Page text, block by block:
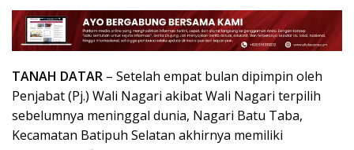
TANAH DATAR – Setelah empat bulan dipimpin oleh
Penjabat (Pj.) Wali Nagari akibat Wali Nagari terpilih
sebelumnya meninggal dunia, Nagari Batu Taba,
Kecamatan Batipuh Selatan akhirnya memiliki